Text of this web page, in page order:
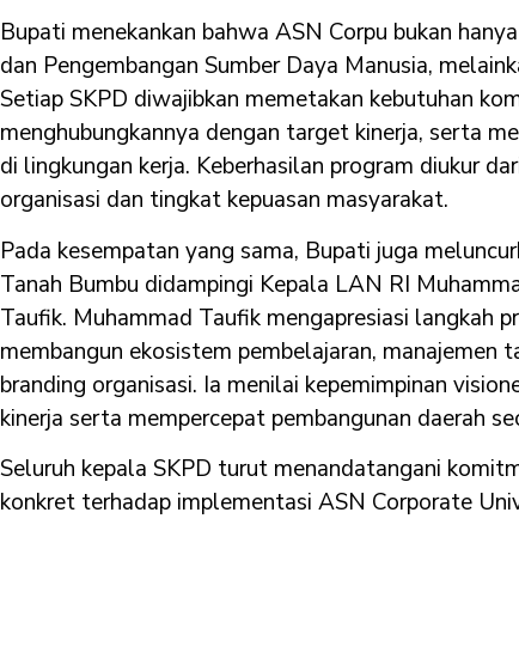
Bupati menekankan bahwa ASN Corpu bukan
dan Pengembangan Sumber Daya Manusia,
Setiap SKPD diwajibkan memetakan kebutuhan
menghubungkannya dengan target kinerja, serta
di lingkungan kerja. Keberhasilan program diukur
organisasi dan tingkat kepuasan masyarakat.
Pada kesempatan yang sama, Bupati juga
Tanah Bumbu didampingi Kepala LAN RI
Taufik. Muhammad Taufik mengapresiasi langkah
membangun ekosistem pembelajaran, manajemen
branding organisasi. Ia menilai kepemimpinan
kinerja serta mempercepat pembangunan daerah
Seluruh kepala SKPD turut menandatangani
konkret terhadap implementasi ASN Corporate